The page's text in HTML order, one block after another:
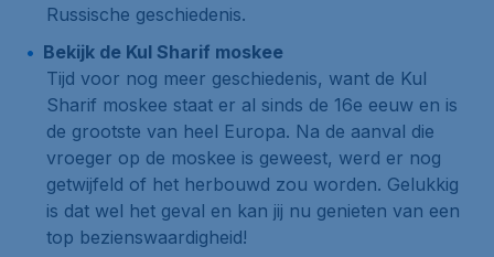
Russische geschiedenis.
Bekijk de Kul Sharif moskee
Tijd voor nog meer geschiedenis, want de Kul
Sharif moskee staat er al sinds de 16e eeuw en is
de grootste van heel Europa. Na de aanval die
vroeger op de moskee is geweest, werd er nog
getwijfeld of het herbouwd zou worden. Gelukkig
is dat wel het geval en kan jij nu genieten van een
top bezienswaardigheid!